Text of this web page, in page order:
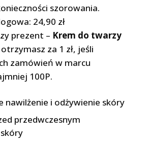
szorowania.
24,90 zł
prezent – Krem do twarzy
otrzymasz za 1 zł, jeśli
zamówień w marcu
100P.
nawilżenie i odżywienie skóry
przedwczesnym